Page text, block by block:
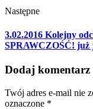
Następne
3.02.2016 Kolejny
SPRAWCZOŚĆ! już
Dodaj komentarz
Twój adres e-mail nie
oznaczone *